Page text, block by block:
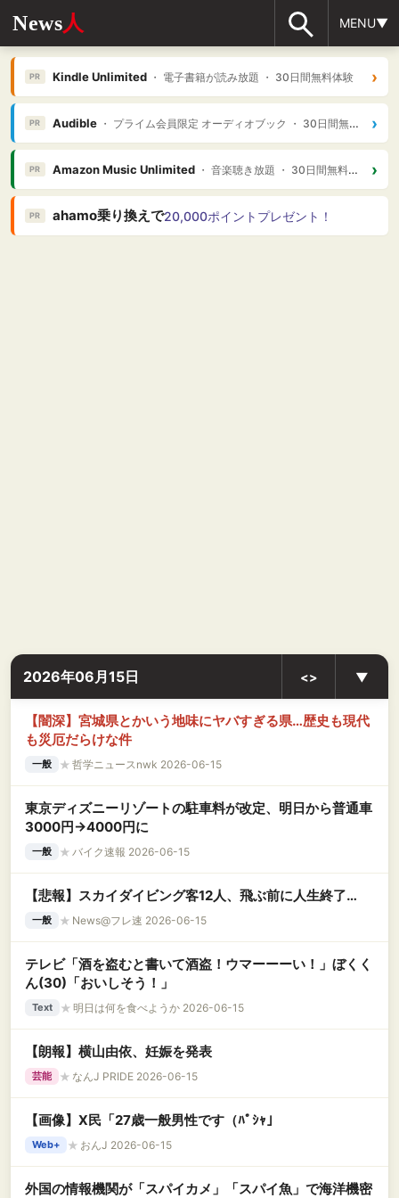
News人 MENU▼
PR Kindle Unlimited・ 電子書籍が読み放題 ・ 30日間無料体験 ›
PR Audible・ プライム会員限定 オーディオブック ・ 30日間無料体験 ›
PR Amazon Music Unlimited・ 音楽聴き放題 ・ 30日間無料体験 ›
PR ahamo乗り換えで20,000ポイントプレゼント！
2026年06月15日 <> ▼
【闇深】宮城県とかいう地味にヤバすぎる県…歴史も現代
も災厄だらけな件
一般 ★ 哲学ニュースnwk 2026-06-15
東京ディズニーリゾートの駐車料が改定、明日から普通車
3000円→4000円に
一般 ★ バイク速報 2026-06-15
【悲報】スカイダイビング客12人、飛ぶ前に人生終了…
一般 ★ News@フレ速 2026-06-15
テレビ「酒を盗むと書いて酒盗！ウマーーーい！」ぼくく
ん(30)「おいしそう！」
Text ★ 明日は何を食べようか 2026-06-15
【朗報】横山由依、妊娠を発表
芸能 ★ なんJ PRIDE 2026-06-15
【画像】X民「27歳一般男性です（ﾊﾟｼｬ」
Web+ ★ おんJ 2026-06-15
外国の情報機関が「スパイカメ」「スパイ魚」で海洋機密